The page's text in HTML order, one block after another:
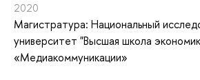
2020
Магистратура: Национальный
университет "Высшая школа
«Медиакоммуникации»